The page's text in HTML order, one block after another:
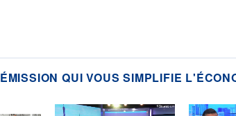
QUI VOUS SIMPLIFIE